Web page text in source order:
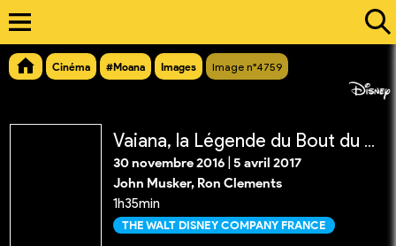
Cinéma #Moana Images Image n°4759
Vaiana, la Légende du Bout du Monde
30 novembre 2016 5 avril 2017
John Musker, Ron Clements
1h35min
THE WALT DISNEY COMPANY FRANCE